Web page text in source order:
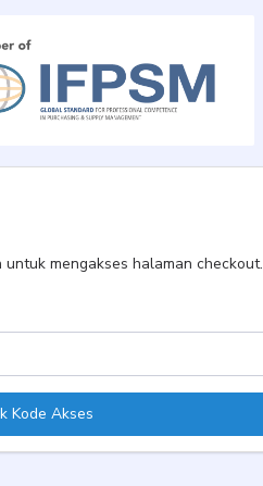
mengakses halaman checkout.
Kode Akses